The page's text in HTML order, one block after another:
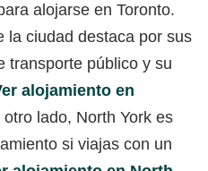
alojarse en Toronto.
la ciudad destaca por sus
transporte público y su
alojamiento en
otro lado, North York es
si viajas con un